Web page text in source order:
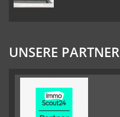
UNSERE PARTNER